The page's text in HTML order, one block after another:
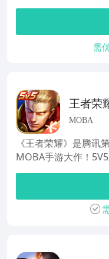
需
王者荣
MOBA
《王者荣耀》是腾讯
MOBA手游大作！